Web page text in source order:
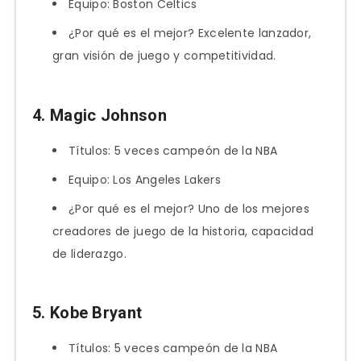
Equipo: Boston Celtics
¿Por qué es el mejor? Excelente lanzador,
gran visión de juego y competitividad.
4. Magic Johnson
Títulos: 5 veces campeón de la NBA
Equipo: Los Angeles Lakers
¿Por qué es el mejor? Uno de los mejores
creadores de juego de la historia, capacidad
de liderazgo.
5. Kobe Bryant
Títulos: 5 veces campeón de la NBA